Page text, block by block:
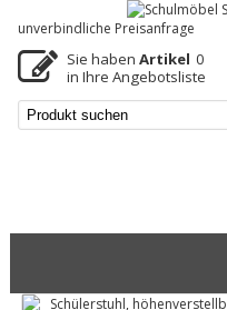
unverbindliche Preisanfrage
Sie haben 0
Artikel
in Ihre Angebotsliste